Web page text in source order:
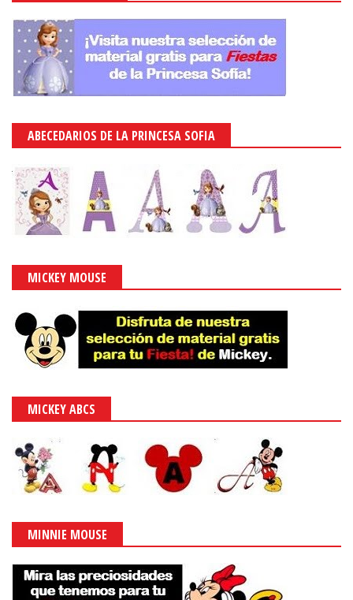
ABECEDARIOS DE LA PRINCESA SOFIA
MICKEY MOUSE
MICKEY ABCS
MINNIE MOUSE